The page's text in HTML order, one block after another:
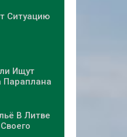
Ситуацию
Ищут
Параплана
В Литве